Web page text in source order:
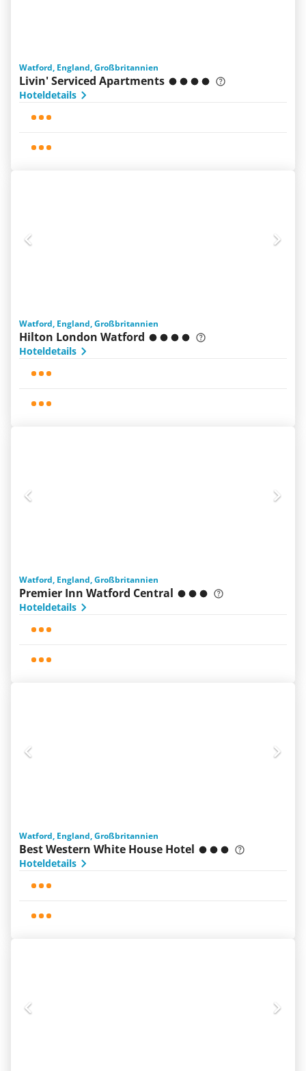
Watford, England, Großbritannien
Livin' Serviced Apartments
Hoteldetails
Watford, England, Großbritannien
Hilton London Watford
Hoteldetails
Watford, England, Großbritannien
Premier Inn Watford Central
Hoteldetails
Watford, England, Großbritannien
Best Western White House Hotel
Hoteldetails